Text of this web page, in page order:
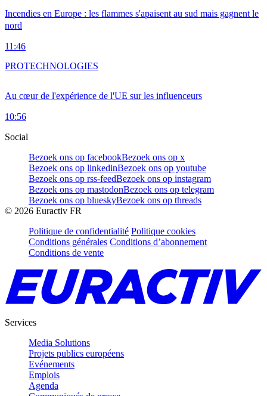
Incendies en Europe : les flammes s'apaisent au sud mais gagnent le
nord
11:46
Au cœur de l'expérience de l'UE sur les influenceurs
10:56
PROTECHNOLOGIES
Social
Bezoek ons op facebookBezoek ons op x
Bezoek ons op linkedinBezoek ons op youtube
Bezoek ons op rss-feedBezoek ons op instagram
Bezoek ons op mastodonBezoek ons op telegram
Bezoek ons op blueskyBezoek ons op threads
© 2026 Euractiv FR
Politique de confidentialité Politique cookies
Conditions générales Conditions d’abonnement
Conditions de vente
Services
Media Solutions
Projets publics européens
Evénements
Emplois
Agenda